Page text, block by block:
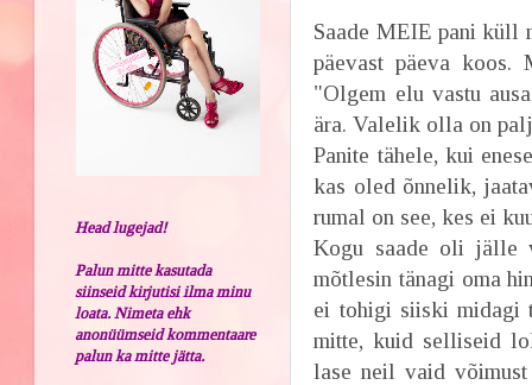
Saade MEIE pani küll
päevast päeva koos.
"Olgem elu vastu
ära. Valelik olla on
Panite tähele, kui
kas oled õnnelik,
rumal on see, kes ei
Kogu saade oli jälle
mõtlesin tänagi oma
ei tohigi siiski midagi
mitte, kuid selliseid
lase neil vaid
Head lugejad!
Palun mitte kasutada
siinseid kirjutisi ilma minu
loata. Nimeta ehk
anonüümseid kommentaare
palun ka mitte jätta.